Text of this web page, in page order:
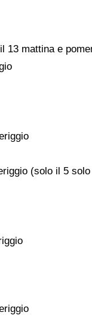
13 mattina e
(solo il 5